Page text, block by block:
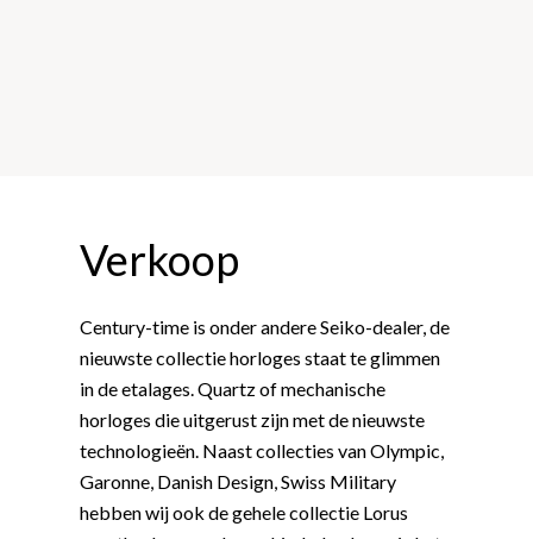
Verkoop
Century-time is onder andere Seiko-dealer, de
nieuwste collectie horloges staat te glimmen
in de etalages. Quartz of mechanische
horloges die uitgerust zijn met de nieuwste
technologieën. Naast collecties van Olympic,
Garonne, Danish Design, Swiss Military
hebben wij ook de gehele collectie Lorus